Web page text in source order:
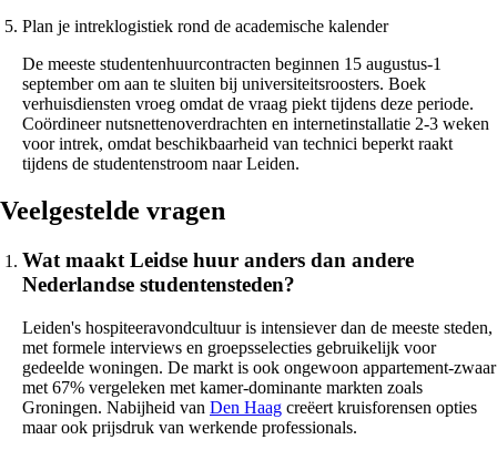
Plan je intreklogistiek rond de academische kalender
De meeste studentenhuurcontracten beginnen 15 augustus-1
september om aan te sluiten bij universiteitsroosters. Boek
verhuisdiensten vroeg omdat de vraag piekt tijdens deze periode.
Coördineer nutsnettenoverdrachten en internetinstallatie 2-3 weken
voor intrek, omdat beschikbaarheid van technici beperkt raakt
tijdens de studentenstroom naar Leiden.
Veelgestelde vragen
Wat maakt Leidse huur anders dan andere
Nederlandse studentensteden?
Leiden's hospiteeravondcultuur is intensiever dan de meeste steden,
met formele interviews en groepsselecties gebruikelijk voor
gedeelde woningen. De markt is ook ongewoon appartement-zwaar
met 67% vergeleken met kamer-dominante markten zoals
Groningen. Nabijheid van Den Haag creëert kruisforensen opties
maar ook prijsdruk van werkende professionals.